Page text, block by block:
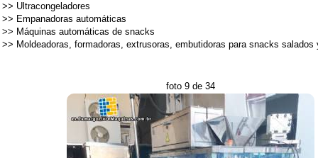
>> Ultracongeladores
>> Empanadoras automáticas
>> Máquinas automáticas de snacks
>> Moldeadoras, formadoras, extrusoras, embutidoras para snacks salados
foto 9 de 34